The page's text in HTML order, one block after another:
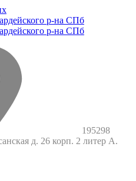
195298
д. 26 корп. 2 литер А.